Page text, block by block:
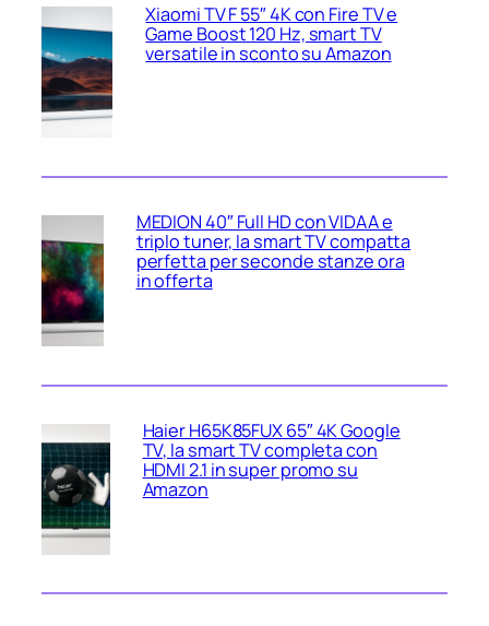
Xiaomi TV F 55″ 4K con Fire TV e
Game Boost 120 Hz, smart TV
versatile in sconto su Amazon
MEDION 40″ Full HD con VIDAA e
triplo tuner, la smart TV compatta
perfetta per seconde stanze ora
in offerta
Haier H65K85FUX 65″ 4K Google
TV, la smart TV completa con
HDMI 2.1 in super promo su
Amazon